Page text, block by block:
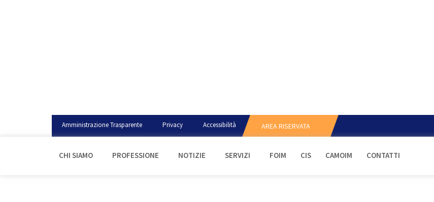
Amministrazione Trasparente Privacy Accessibilità AREA RISERVATA
CHI SIAMO PROFESSIONE NOTIZIE SERVIZI FOIM CIS CAMOIM CONTATTI